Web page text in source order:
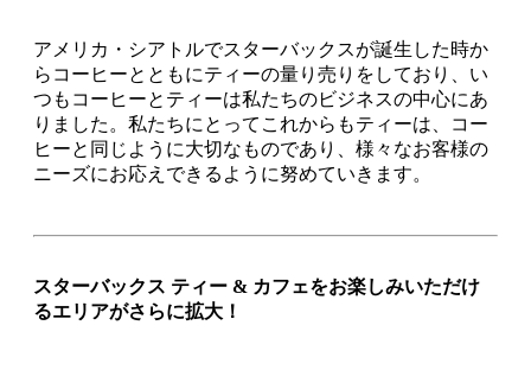
アメリカ・シアトルでスターバックスが誕生した時か
らコーヒーとともにティーの量り売りをしており、い
つもコーヒーとティーは私たちのビジネスの中心にあ
りました。私たちにとってこれからもティーは、コー
ヒーと同じように大切なものであり、様々なお客様の
ニーズにお応えできるように努めていきます。
スターバックス ティー & カフェをお楽しみいただけ
るエリアがさらに拡大！